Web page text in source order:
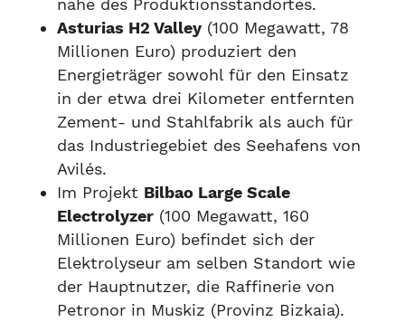
Asturias H2 Valley(100 Megawatt, 78
Millionen Euro) produziert den
Energieträger sowohl für den Einsatz
in der etwa drei Kilometer entfernten
Zement- und Stahlfabrik als auch für
das Industriegebiet des Seehafens von
Avilés.
Im Projekt Bilbao Large Scale
Electrolyzer(100 Megawatt, 160
Millionen Euro) befindet sich der
Elektrolyseur am selben Standort wie
der Hauptnutzer, die Raffinerie von
Petronor in Muskiz (Provinz Bizkaia).